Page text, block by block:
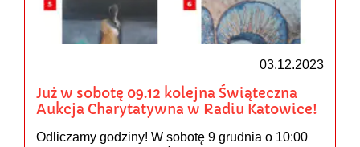
03.12.2023
Już w sobotę 09.12 kolejna Świąteczna
Aukcja Charytatywna w Radiu Katowice!
Odliczamy godziny! W sobotę 9 grudnia o 10:00